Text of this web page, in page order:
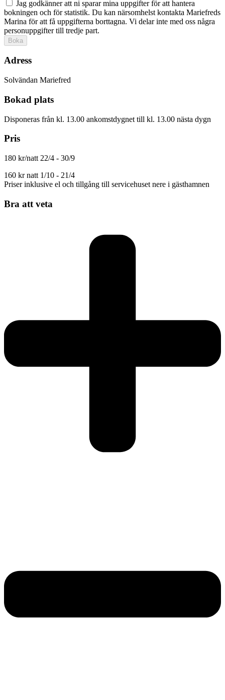
Jag godkänner att ni sparar mina uppgifter för att hantera
bokningen och för statistik. Du kan närsomhelst kontakta Mariefreds
Marina för att få uppgifterna borttagna. Vi delar inte med oss några
personuppgifter till tredje part.
Boka
Adress
Solvändan Mariefred
Bokad plats
Disponeras från kl. 13.00 ankomstdygnet till kl. 13.00 nästa dygn
Pris
180 kr/natt 22/4 - 30/9
160 kr natt 1/10 - 21/4
Priser inklusive el och tillgång till servicehuset nere i gästhamnen
Bra att veta